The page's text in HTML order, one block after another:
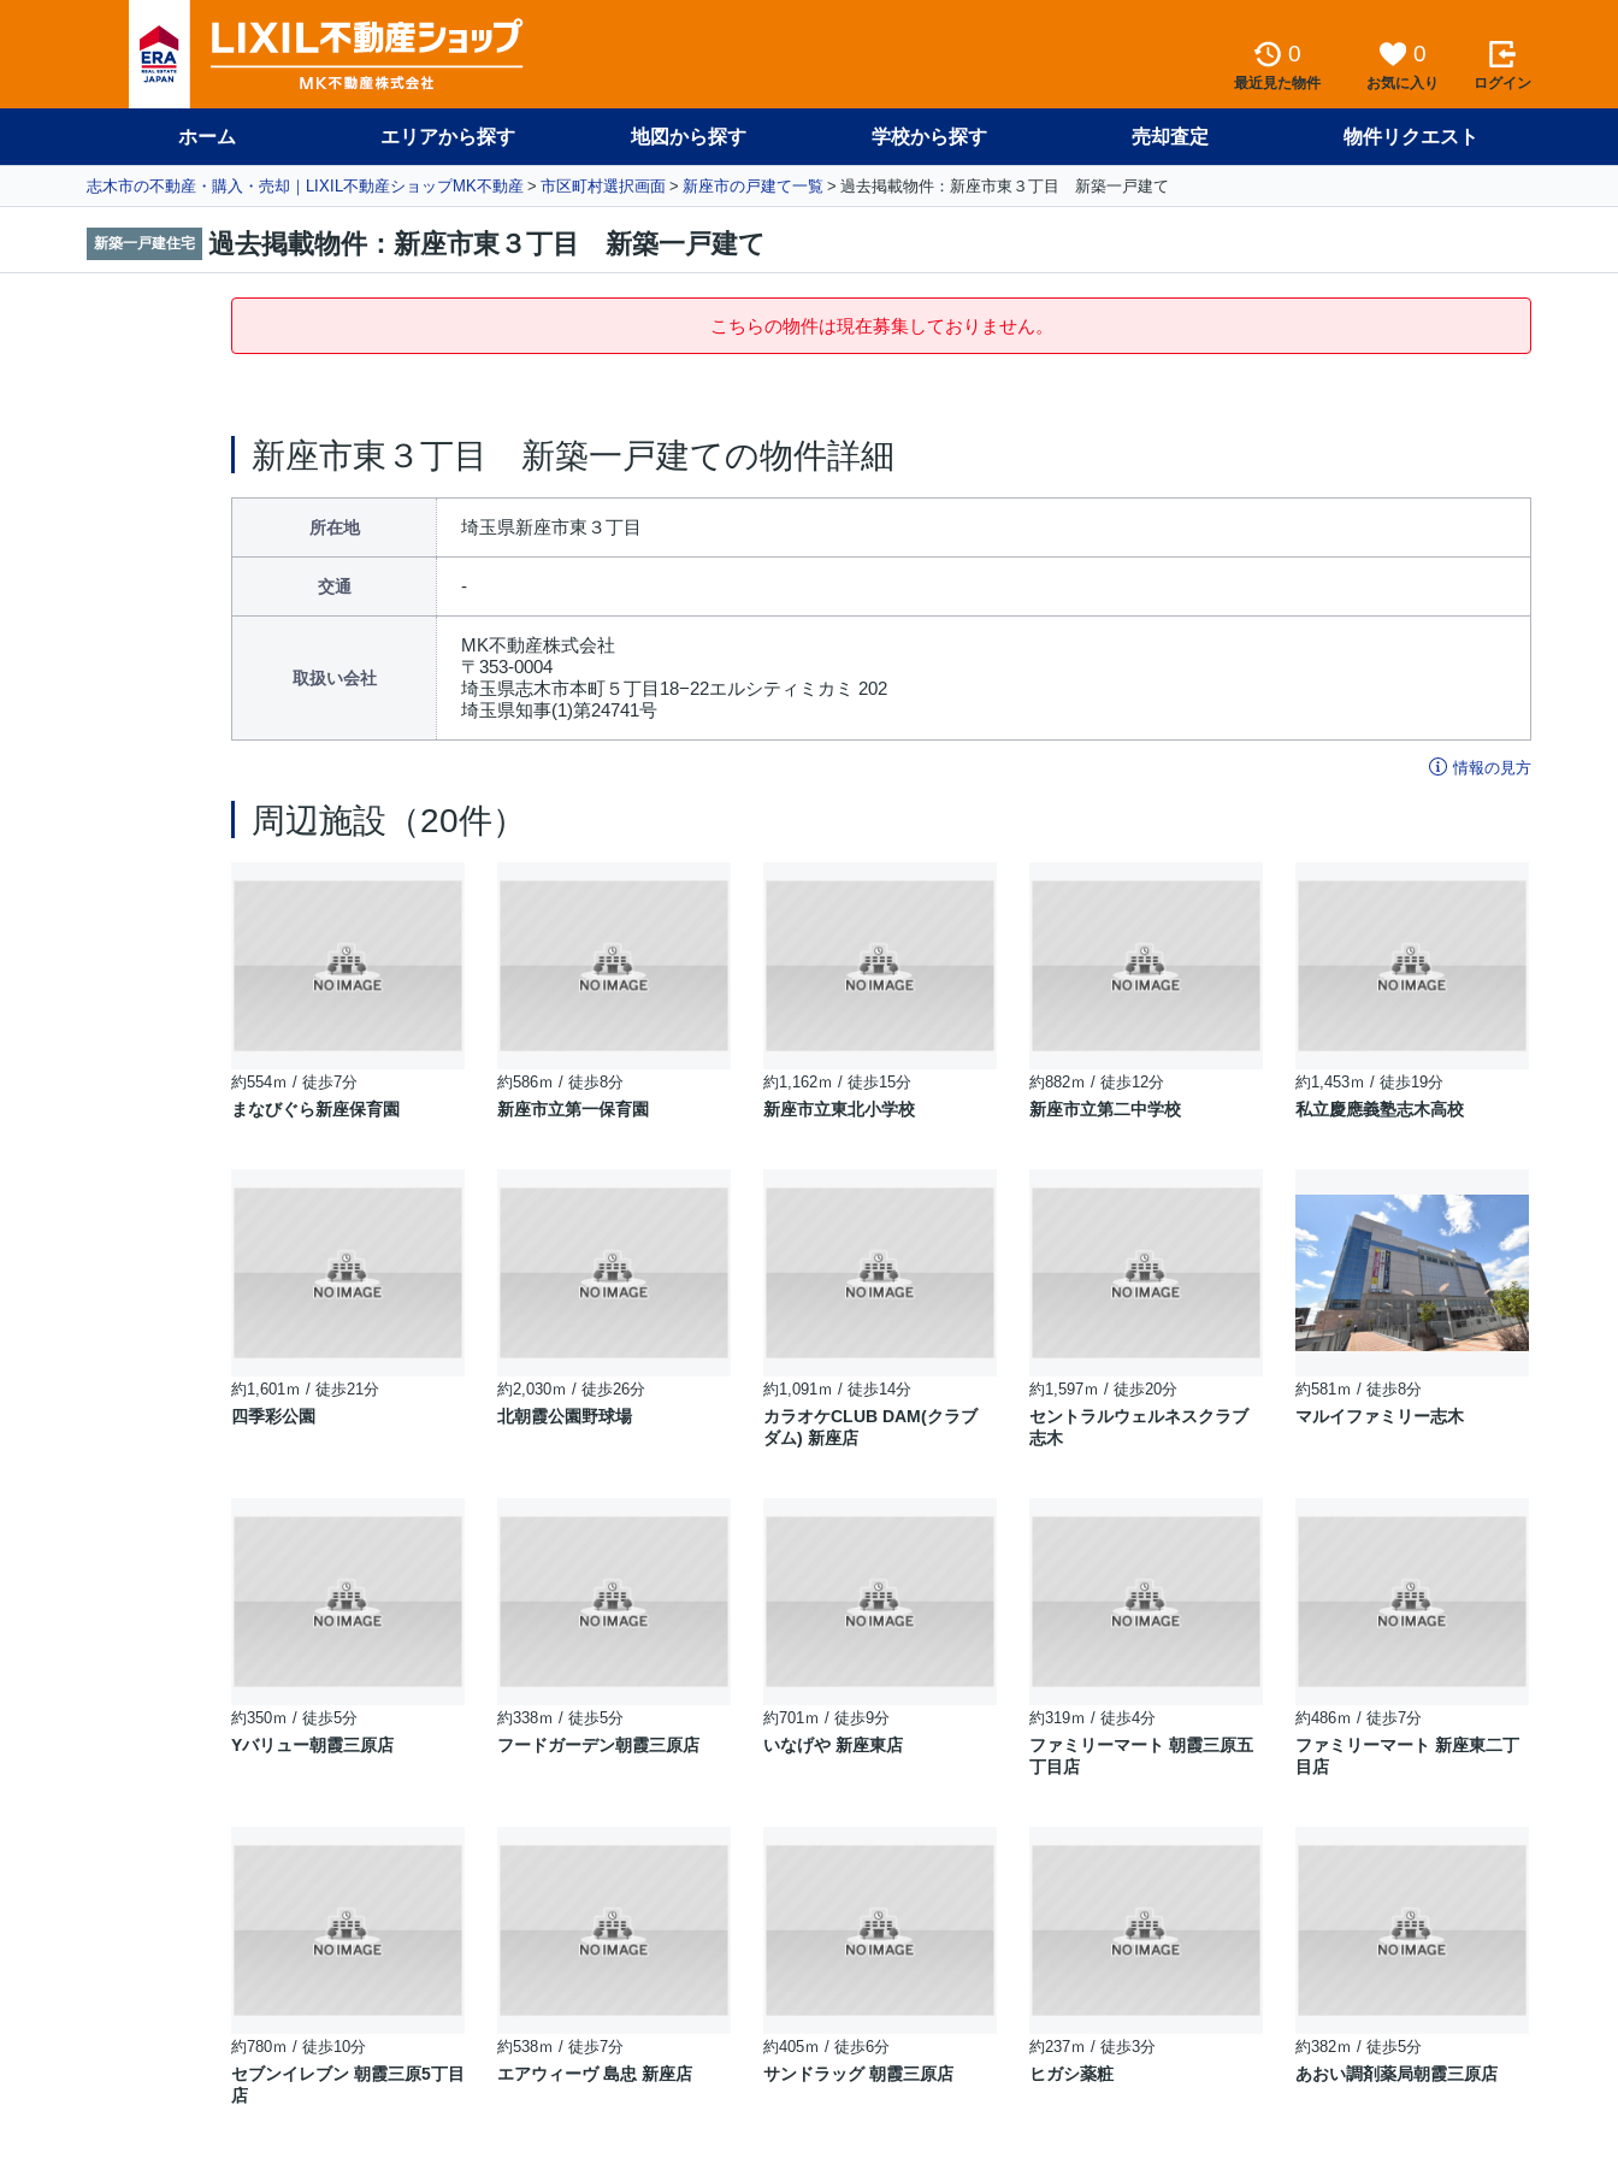
0
最近見た物件
0
お気に入り ログイン
ホーム エリアから探す 地図から探す 学校から探す 売却査定 物件リクエスト
志木市の不動産・購入・売却｜LIXIL不動産ショップMK不動産 市区町村選択画面 新座市の戸建て一覧 過去掲載物件：新座市東３丁目 新築一戸建て
新築一戸建住宅 過去掲載物件：新座市東３丁目 新築一戸建て
こちらの物件は現在募集しておりません。
新座市東３丁目 新築一戸建ての物件詳細
所在地 埼玉県新座市東３丁目
交通
取扱い会社
MK不動産株式会社
〒353-0004
埼玉県志木市本町５丁目18−22エルシティミカミ 202
埼玉県知事(1)第24741号
情報の見方
周辺施設（20件）
約554ｍ / 徒歩7分
まなびぐら新座保育園
約586ｍ / 徒歩8分
新座市立第一保育園
約1,162ｍ / 徒歩15分
新座市立東北小学校
約882ｍ / 徒歩12分
新座市立第二中学校
約1,453ｍ / 徒歩19分
私立慶應義塾志木高校
約1,601ｍ / 徒歩21分
四季彩公園
約2,030ｍ / 徒歩26分
北朝霞公園野球場
約1,091ｍ / 徒歩14分
カラオケCLUB DAM(クラブ
ダム) 新座店
約1,597ｍ / 徒歩20分
セントラルウェルネスクラブ
志木
約581ｍ / 徒歩8分
マルイファミリー志木
約350ｍ / 徒歩5分
Yバリュー朝霞三原店
約338ｍ / 徒歩5分
フードガーデン朝霞三原店
約701ｍ / 徒歩9分
いなげや 新座東店
約319ｍ / 徒歩4分
ファミリーマート 朝霞三原五
丁目店
約486ｍ / 徒歩7分
ファミリーマート 新座東二丁
目店
約780ｍ / 徒歩10分
セブンイレブン 朝霞三原5丁目
店
約538ｍ / 徒歩7分
エアウィーヴ 島忠 新座店
約405ｍ / 徒歩6分
サンドラッグ 朝霞三原店
約237ｍ / 徒歩3分
ヒガシ薬粧
約382ｍ / 徒歩5分
あおい調剤薬局朝霞三原店